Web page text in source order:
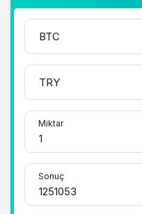
Miktar
Sonuç